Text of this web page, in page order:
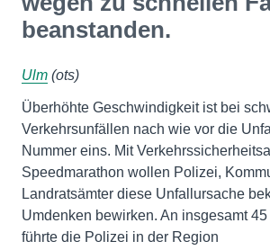
beanstanden.
Ulm (ots)
Überhöhte Geschwindigkeit ist bei
Verkehrsunfällen nach wie vor die
Nummer eins. Mit
Speedmarathon wollen Polizei,
Landratsämter diese Unfallursache
Umdenken bewirken. An insgesamt
führte die Polizei in der Region